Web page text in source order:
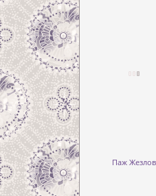
Паж Жезлов